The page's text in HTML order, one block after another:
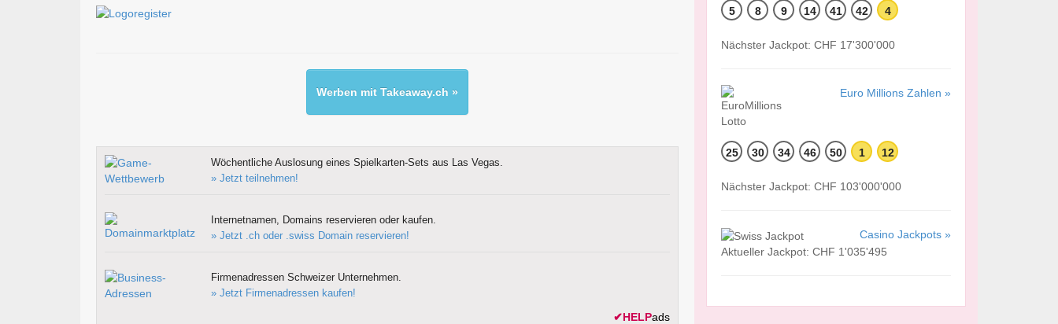
Werben mit Takeaway.ch »
Wöchentliche Auslosung eines Spielkarten-Sets aus Las Vegas.
» Jetzt teilnehmen!
Internetnamen, Domains reservieren oder kaufen.
» Jetzt .ch oder .swiss Domain reservieren!
Firmenadressen Schweizer Unternehmen.
» Jetzt Firmenadressen kaufen!
✔HELPads
5 8 9 14 41 42 4
Nächster Jackpot: CHF 17'300'000
Euro Millions Zahlen »
25 30 34 46 50 1 12
Nächster Jackpot: CHF 103'000'000
Casino Jackpots »
Aktueller Jackpot: CHF 1'035'495